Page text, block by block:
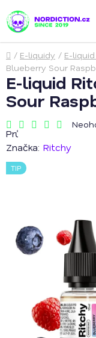
na
obsah
Domů
/ E-liquidy / E-
Blueberry Sour
E-liquid
Sour
Průměrné
hodnocení
produktu
je
0,0
Značka: Ritchy
TIP